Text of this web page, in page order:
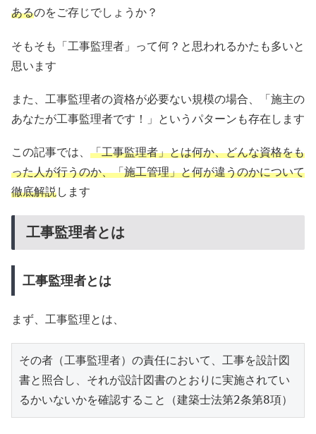
あるのをご存じでしょうか？
そもそも「工事監理者」って何？と思われるかたも多いと
思います
また、工事監理者の資格が必要ない規模の場合、「施主の
あなたが工事監理者です！」というパターンも存在します
この記事では、 「工事監理者」とは何か、どんな資格をも
った人が行うのか、「施工管理」と何が違うのかについて
徹底解説します
工事監理者とは
工事監理者とは
まず、工事監理とは、
その者（工事監理者）の責任において、工事を設計図
書と照合し、それが設計図書のとおりに実施されてい
るかいないかを確認すること（建築士法第2条第8項）